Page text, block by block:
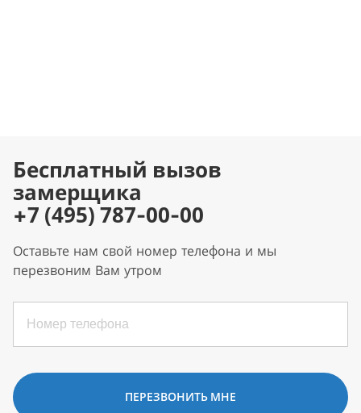
Бесплатный вызов
замерщика
+7 (495) 787-00-00
Оставьте нам свой номер телефона и мы
перезвоним Вам утром
ПЕРЕЗВОНИТЬ МНЕ